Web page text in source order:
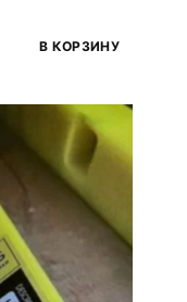
В КОРЗИНУ